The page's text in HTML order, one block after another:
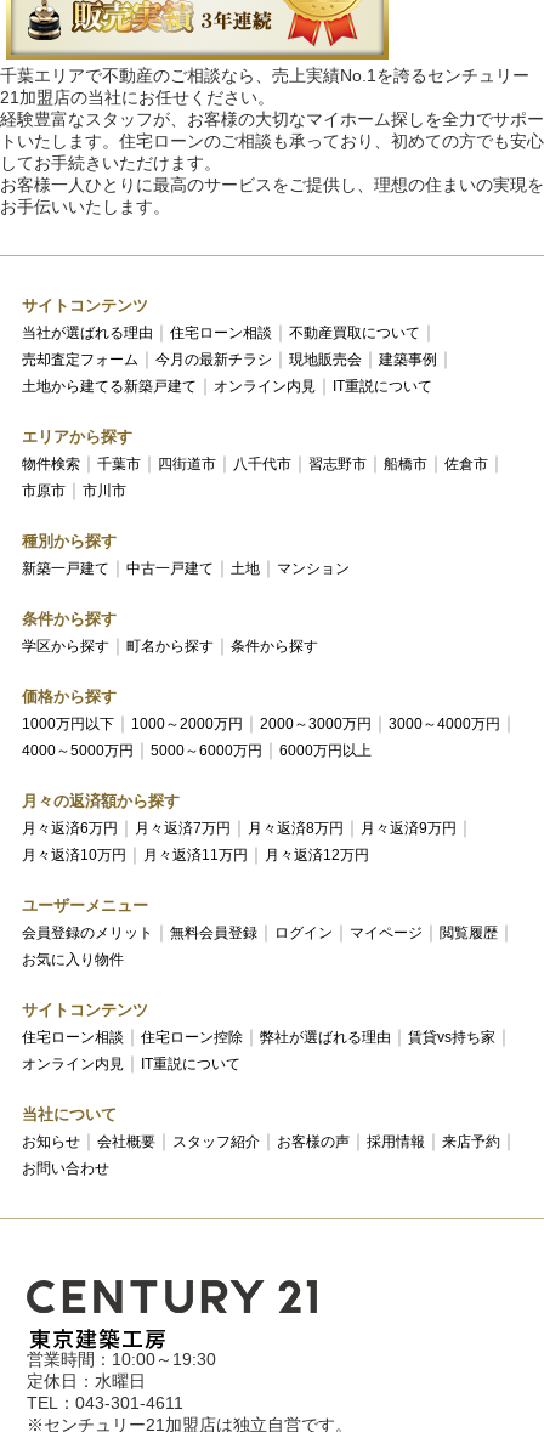
千葉エリアで不動産のご相談なら、売上実績No.1を誇るセンチュリー
21加盟店の当社にお任せください。
経験豊富なスタッフが、お客様の大切なマイホーム探しを全力でサポー
トいたします。住宅ローンのご相談も承っており、初めての方でも安心
してお手続きいただけます。
お客様一人ひとりに最高のサービスをご提供し、理想の住まいの実現を
お手伝いいたします。
サイトコンテンツ
当社が選ばれる理由 住宅ローン相談
不動産買取について
売却査定フォーム
今月の最新チラシ 現地販売会
建築事例
土地から建てる新築戸建て
オンライン内見 IT重説について
エリアから探す
物件検索 千葉市 四街道市 八千代市 習志野市 船橋市
佐倉市
市原市
市川市
種別から探す
新築一戸建て 中古一戸建て 土地 マンション
条件から探す
学区から探す 町名から探す 条件から探す
価格から探す
1000万円以下 1000～2000万円 2000～3000万円
3000～4000万円
4000～5000万円
5000～6000万円 6000万円以上
月々の返済額から探す
月々返済6万円 月々返済7万円 月々返済8万円
月々返済9万円
月々返済10万円
月々返済11万円 月々返済12万円
ユーザーメニュー
会員登録のメリット 無料会員登録 ログイン マイページ
閲覧履歴
お気に入り物件
サイトコンテンツ
住宅ローン相談 住宅ローン控除 弊社が選ばれる理由
賃貸vs持ち家
オンライン内見
IT重説について
当社について
お知らせ 会社概要 スタッフ紹介 お客様の声 採用情報
来店予約
お問い合わせ
営業時間：10:00～19:30
定休日：水曜日
TEL：043-301-4611
※センチュリー21加盟店は独立自営です。